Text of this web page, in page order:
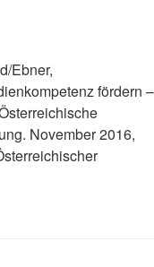
Ebner,
fördern –
November 2016,